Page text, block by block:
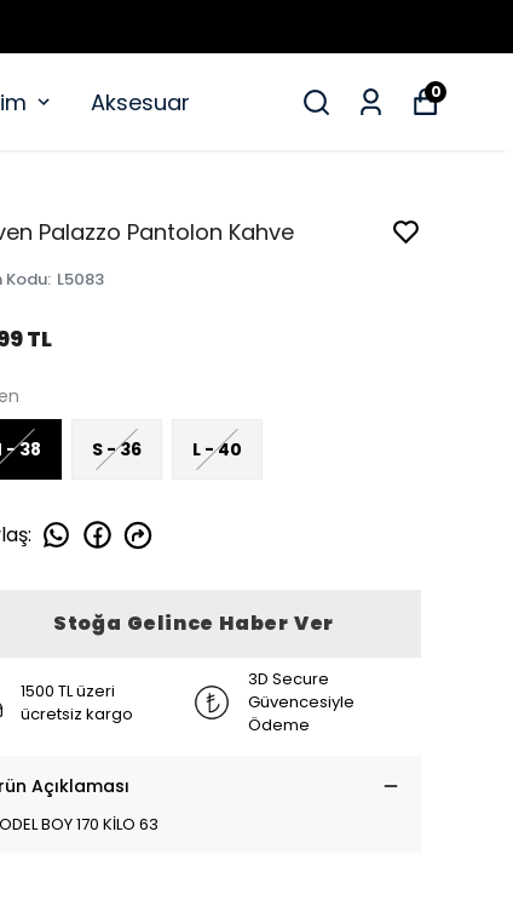
Aksesuar 0
Palazzo Pantolon Kahve
Kodu: L5083
TL
- 38 S - 36 L - 40
:
Stoğa Gelince Haber Ver
1500 TL üzeri
ücretsiz kargo
3D Secure
Güvencesiyle
Ödeme
Açıklaması
BOY 170 KİLO 63